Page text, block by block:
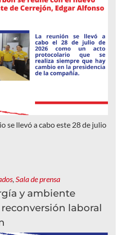
se llevó a cabo este 28 de julio
, Sala de prensa
y ambiente
laboral